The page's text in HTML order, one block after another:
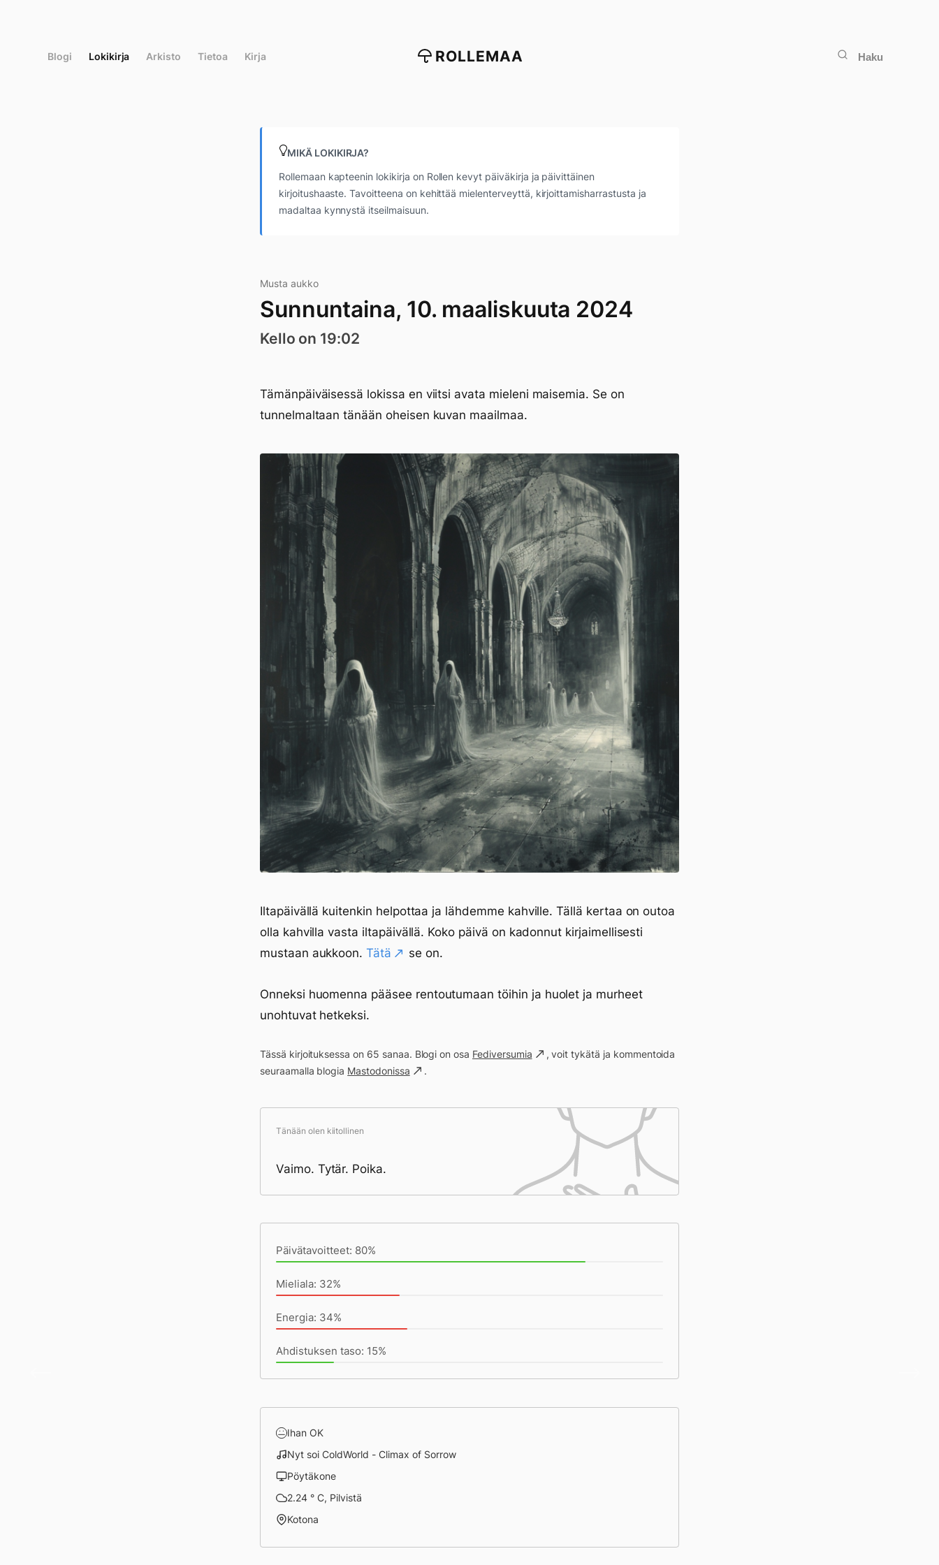
Blogi Lokikirja Arkisto Tietoa Kirja ROLLEMAA Haku
MIKÄ LOKIKIRJA?
Rollemaan kapteenin lokikirja on Rollen kevyt päiväkirja ja päivittäinen
kirjoitushaaste. Tavoitteena on kehittää mielenterveyttä, kirjoittamisharrastusta ja
madaltaa kynnystä itseilmaisuun.
Musta aukko
Sunnuntaina, 10. maaliskuuta 2024
Kello on 19:02
Tämänpäiväisessä lokissa en viitsi avata mieleni maisemia. Se on
tunnelmaltaan tänään oheisen kuvan maailmaa.
Iltapäivällä kuitenkin helpottaa ja lähdemme kahville. Tällä kertaa on outoa
olla kahvilla vasta iltapäivällä. Koko päivä on kadonnut kirjaimellisesti
mustaan aukkoon.Tätä se on.
Onneksi huomenna pääsee rentoutumaan töihin ja huolet ja murheet
unohtuvat hetkeksi.
Tässä kirjoituksessa on 65 sanaa. Blogi on osa Fediversumia
, voit tykätä ja kommentoida
seuraamalla blogia Mastodonissa .
Tänään olen kiitollinen
Vaimo. Tytär. Poika.
Päivätavoitteet: 80%
Mieliala: 32%
Energia: 34%
Ahdistuksen taso: 15%
Ihan OK
Nyt soi ColdWorld - Climax of Sorrow
Pöytäkone
2.24 ° C, Pilvistä
Kotona
Hidastakaa joku tätä vauhtia